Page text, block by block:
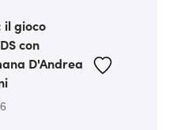
il gioco
con
D'Andrea